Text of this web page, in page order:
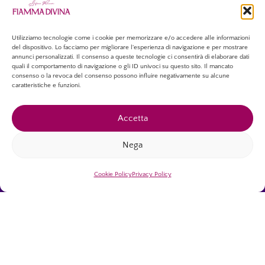
Utilizziamo tecnologie come i cookie per memorizzare e/o accedere alle informazioni
del dispositivo. Lo facciamo per migliorare l'esperienza di navigazione e per mostrare
annunci personalizzati. Il consenso a queste tecnologie ci consentirà di elaborare dati
quali il comportamento di navigazione o gli ID univoci su questo sito. Il mancato
consenso o la revoca del consenso possono influire negativamente su alcune
caratteristiche e funzioni.
Accetta
Nega
Cookie PolicyPrivacy Policy
ISCRIVITI GRATUITAMENTE
Cliccando sul pulsante “Iscriviti Gratuitamente”, dichiari di aver preso
visione dell’informativa sulla privacy